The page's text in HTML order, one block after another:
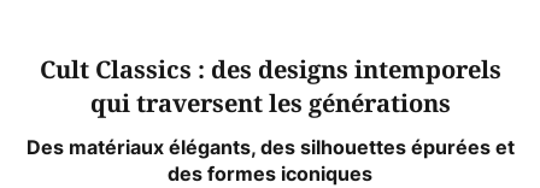
Cult Classics : des designs intemporels
qui traversent les générations
Des matériaux élégants, des silhouettes épurées et
des formes iconiques